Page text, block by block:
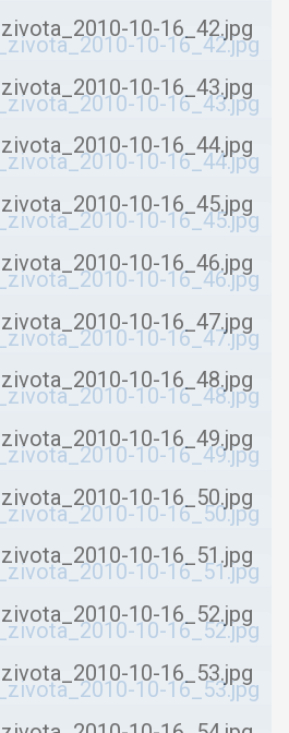
10-16_42.jpg
10-16_43.jpg
10-16_44.jpg
10-16_45.jpg
10-16_46.jpg
10-16_47.jpg
10-16_48.jpg
10-16_49.jpg
10-16_50.jpg
10-16_51.jpg
10-16_52.jpg
10-16_53.jpg